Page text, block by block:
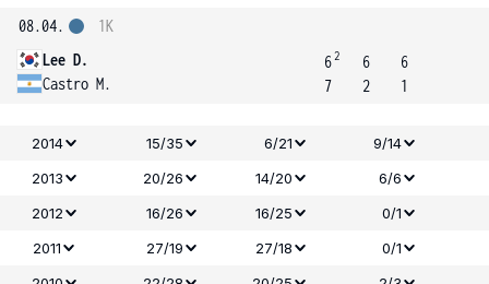
08.04.
Lee D.
Castro M.
1K
62
7
6
2
6
1
2014 15/35 6/21
9/14
2013
20/26 14/20
6/6
2012
16/26 16/25
0/1
2011
27/19 27/18
0/1